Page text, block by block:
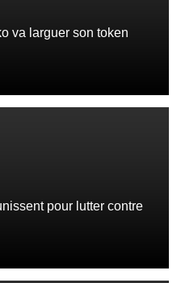
va larguer son token
pour lutter contre